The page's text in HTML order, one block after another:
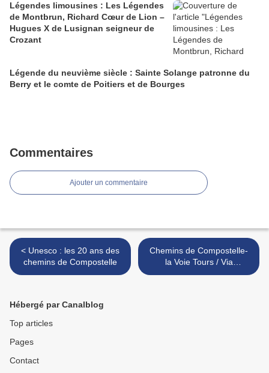
Légendes limousines : Les Légendes
de Montbrun, Richard Cœur de Lion –
Hugues X de Lusignan seigneur de
Crozant
Légende du neuvième siècle : Sainte Solange patronne du
Berry et le comte de Poitiers et de Bourges
Commentaires
Ajouter un commentaire
< Unesco : les 20 ans des
chemins de Compostelle
Chemins de Compostelle-
la Voie Tours / Via
Turonensis >
Hébergé par Canalblog
Top articles
Pages
Contact